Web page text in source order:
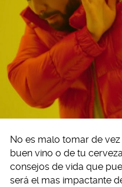
No es malo tomar de
buen vino o de tu
consejos de vida que
será el mas impactante